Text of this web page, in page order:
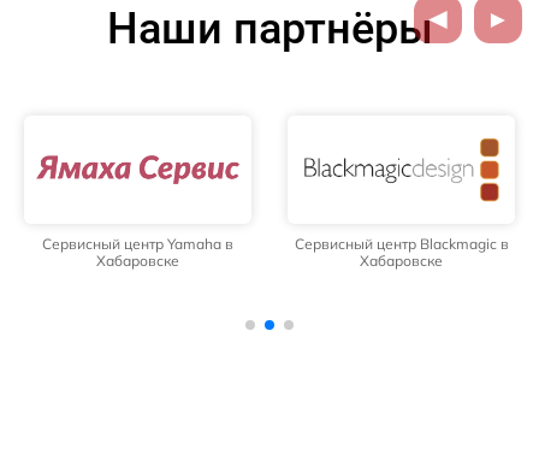
Наши партнёры
Сервисный центр Yamaha в
Хабаровске
Сервисный центр Blackmagic в
Хабаровске